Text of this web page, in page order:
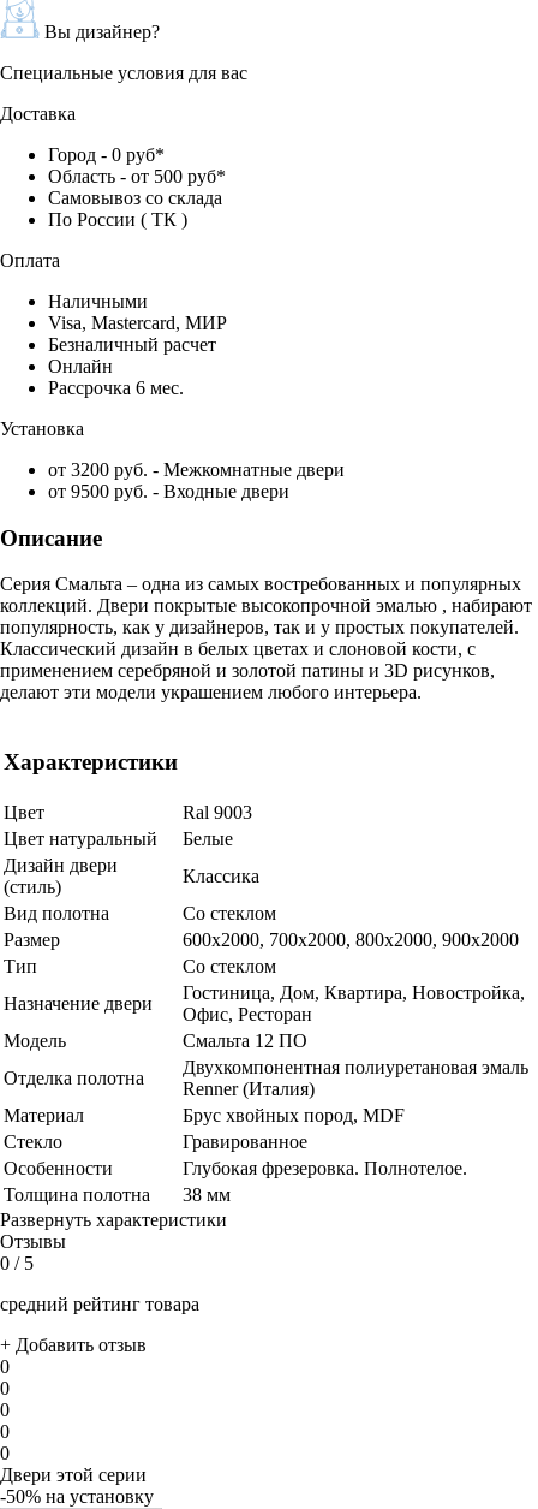
Вы дизайнер?
Специальные условия для вас
Доставка
Город - 0 руб*
Область - от 500 руб*
Самовывоз со склада
По России ( ТК )
Оплата
Наличными
Visa, Mastercard, МИР
Безналичный расчет
Онлайн
Рассрочка 6 мес.
Установка
от 3200 руб. - Межкомнатные двери
от 9500 руб. - Входные двери
Описание
Серия Смальта – одна из самых востребованных и популярных
коллекций. Двери покрытые высокопрочной эмалью , набирают
популярность, как у дизайнеров, так и у простых покупателей.
Классический дизайн в белых цветах и слоновой кости, с
применением серебряной и золотой патины и 3D рисунков,
делают эти модели украшением любого интерьера.
Характеристики
Цвет
Ral 9003
Цвет натуральный
Белые
Дизайн двери
(стиль)
Классика
Вид полотна
Со стеклом
Размер
600x2000, 700x2000, 800x2000, 900x2000
Тип
Со стеклом
Назначение двери
Гостиница, Дом, Квартира, Новостройка,
Офис, Ресторан
Модель
Смальта 12 ПО
Отделка полотна
Двухкомпонентная полиуретановая эмаль
Renner (Италия)
Материал
Брус хвойных пород, MDF
Стекло
Гравированное
Особенности
Глубокая фрезеровка. Полнотелое.
Толщина полотна
38 мм
Развернуть характеристики
Отзывы
0 / 5
средний рейтинг товара
+ Добавить отзыв
0
0
0
0
0
Двери этой серии
-50% на установку